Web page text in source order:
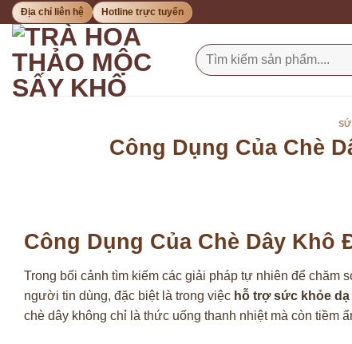
Bỏ
qua
dung
Địa chỉ liên hệ Hotline trực tuyến
Tìm
kiếm:
Công Dụng Của Chè
Công Dụng Của Chè Dây Khô
Trong bối cảnh tìm kiếm các giải pháp tự nhiên để chăm
người tin dùng, đặc biệt là trong việc hỗ trợ sức khỏe dạ
chè dây không chỉ là thức uống thanh nhiệt mà còn tiềm